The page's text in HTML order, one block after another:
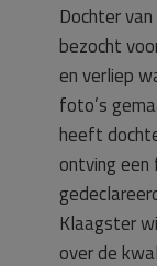
Dochter
bezocht
en verliep
foto’s
heeft
ontving
Klaagster
over de